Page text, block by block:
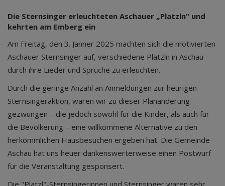
Die Sternsinger erleuchteten Aschauer „Platzln“ und
kehrten am Emberg ein
Am Freitag, den 3. Jänner 2025 machten sich die motivierten
Aschauer Sternsinger auf, verschiedene Platzln in Aschau
durch ihre Lieder und Sprüche zu erleuchten.
Durch die geringe Anzahl an Anmeldungen zur heurigen
Sternsingeraktion, waren wir zu dieser Planänderung
gezwungen – die jedoch sowohl für die Kinder, als auch für
die Bevölkerung – eine willkommene Alternative zu den
herkömmlichen Hausbesuchen ergeben hat. Die Gemeinde
Aschau hat uns heuer dankenswerterweise einen Postwurf
für die Veranstaltung gesponsert.